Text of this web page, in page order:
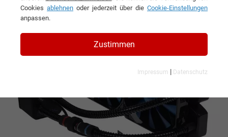
Interview mit Nathanael Draht,
Geschäftsführer der Aquatuning GmbH
Cookies ablehnen oder jederzeit über die Cookie-Einstellungen
anpassen.
Zustimmen
Impressum | Datenschutz